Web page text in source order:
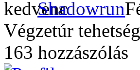
Shadowrun
Végzetúr tehetség
163 hozzászólás